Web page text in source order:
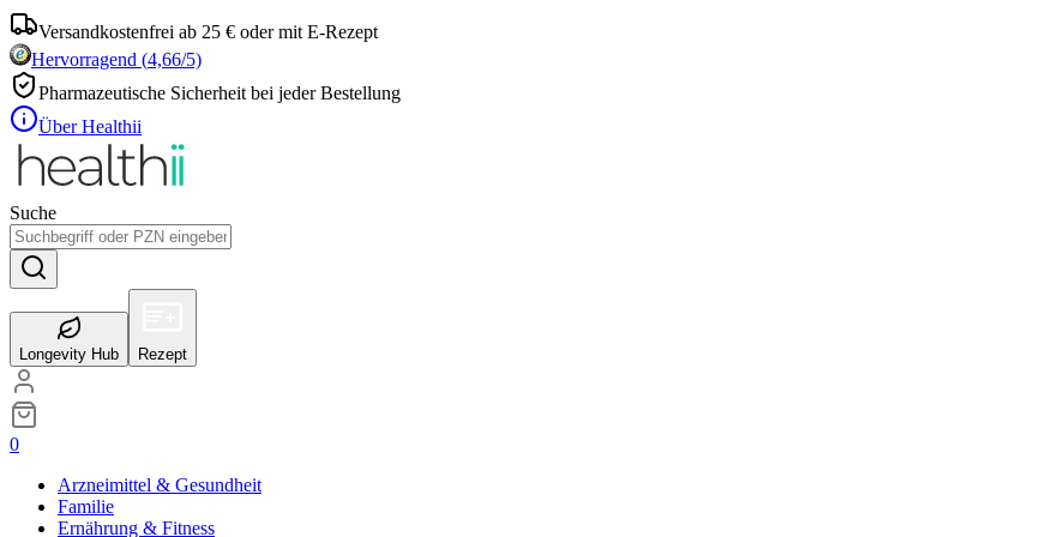
Versandkostenfrei ab 25 € oder mit E-Rezept
Hervorragend (4,66/5)
Pharmazeutische Sicherheit bei jeder Bestellung
Über Healthii
Suche
Longevity Hub Rezept
0
Arzneimittel & Gesundheit
Familie
Ernährung & Fitness